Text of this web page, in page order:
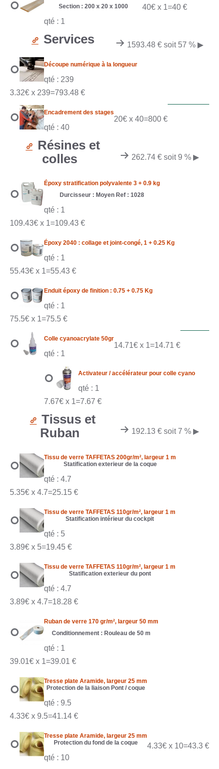
Section : 200 x 20 x 1000
qté : 1
40€ x 1=40 €
Services 1593.48 € soit 57 % ▶
Découpe numérique à la longueur
qté : 239
3.32€ x 239=793.48 €
Encadrement des stages
qté : 40
20€ x 40=800 €
Résines et
colles
262.74 € soit 9 % ▶
Époxy stratification polyvalente 3 + 0.9 kg
Durcisseur : Moyen Ref : 1028
qté : 1
109.43€ x 1=109.43 €
Époxy 2040 : collage et joint-congé, 1 + 0.25 Kg
qté : 1
55.43€ x 1=55.43 €
Enduit époxy de finition : 0.75 + 0.75 Kg
qté : 1
75.5€ x 1=75.5 €
Colle cyanoacrylate 50gr
qté : 1
14.71€ x 1=14.71 €
Activateur / accélérateur pour colle cyano
qté : 1
7.67€ x 1=7.67 €
Tissus et
Ruban
192.13 € soit 7 % ▶
Tissu de verre TAFFETAS 200gr/m², largeur 1 m
Statification exterieur de la coque
qté : 4.7
5.35€ x 4.7=25.15 €
Tissu de verre TAFFETAS 110gr/m², largeur 1 m
Statification intérieur du cockpit
qté : 5
3.89€ x 5=19.45 €
Tissu de verre TAFFETAS 110gr/m², largeur 1 m
Statification exterieur du pont
qté : 4.7
3.89€ x 4.7=18.28 €
Ruban de verre 170 gr/m², largeur 50 mm
Conditionnement : Rouleau de 50 m
qté : 1
39.01€ x 1=39.01 €
Tresse plate Aramide, largeur 25 mm
Protection de la liaison Pont / coque
qté : 9.5
4.33€ x 9.5=41.14 €
Tresse plate Aramide, largeur 25 mm
Protection du fond de la coque
qté : 10
4.33€ x 10=43.3 €